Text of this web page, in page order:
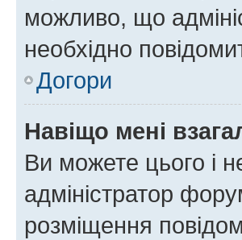
можливо, що
необхідно
Догори
Навіщо мені
Ви можете цього і
адміністратор
розміщення